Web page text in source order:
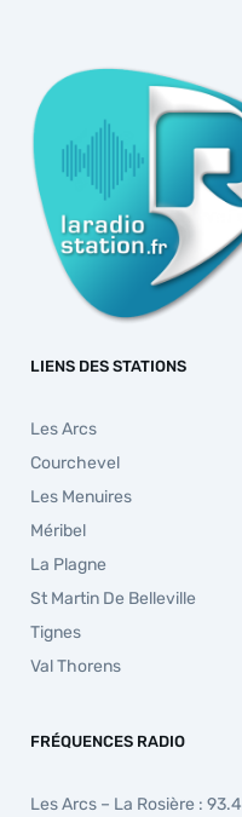
LIENS DES STATIONS
Les Arcs
Courchevel
Les Menuires
Méribel
La Plagne
St Martin De Belleville
Tignes
Val Thorens
FRÉQUENCES RADIO
Les Arcs – La Rosière : 93.4